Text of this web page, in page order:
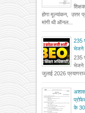
होगा मूल्यांकन, उत्तर
मांगी थी ऑनल...
235
भेजने
235
भेजने
जुलाई 2026
के 30